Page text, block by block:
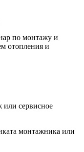
по монтажу и
отопления и
или сервисное
монтажника или